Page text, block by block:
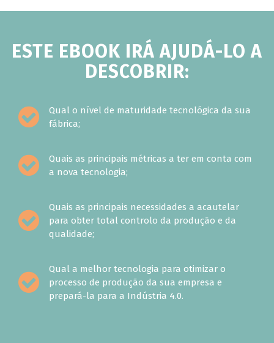
ESTE EBOOK IRÁ AJUDÁ-LO A
DESCOBRIR:
Qual o nível de maturidade tecnológica da sua
fábrica;
Quais as principais métricas a ter em conta com
a nova tecnologia;
Quais as principais necessidades a acautelar
para obter total controlo da produção e da
qualidade;
Qual a melhor tecnologia para otimizar o
processo de produção da sua empresa e
prepará-la para a Indústria 4.0.